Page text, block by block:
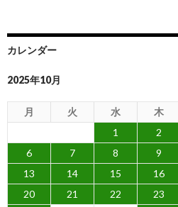
カレンダー
2025年10月
月 火 水 木
1
2
6
7 8 9
13
14 15 16
20
21 22 23